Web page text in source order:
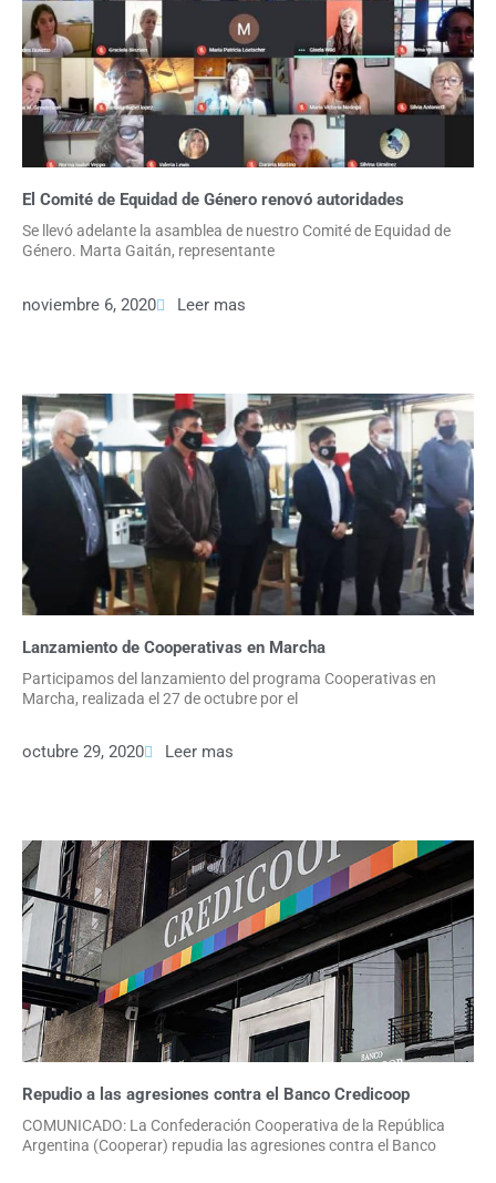
El Comité de Equidad de Género renovó autoridades
Se llevó adelante la asamblea de nuestro Comité de Equidad de
Género. Marta Gaitán, representante
noviembre 6, 2020 Leer mas
Lanzamiento de Cooperativas en Marcha
Participamos del lanzamiento del programa Cooperativas en
Marcha, realizada el 27 de octubre por el
octubre 29, 2020 Leer mas
Repudio a las agresiones contra el Banco Credicoop
COMUNICADO: La Confederación Cooperativa de la República
Argentina (Cooperar) repudia las agresiones contra el Banco